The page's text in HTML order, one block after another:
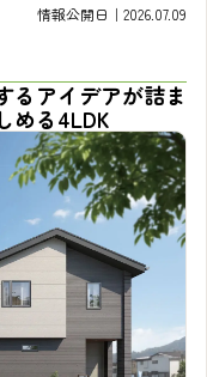
情報公開日｜2026.07.09
るアイデアが詰ま
める4LDK